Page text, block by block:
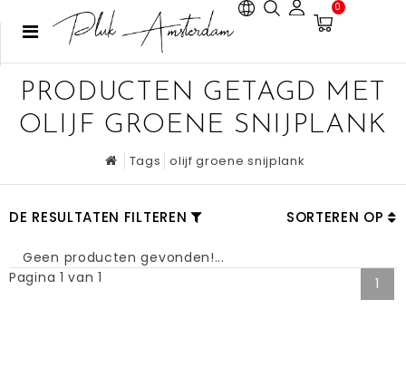
0
PRODUCTEN GETAGD MET
OLIJF GROENE SNIJPLANK
Tags olijf groene snijplank
DE RESULTATEN FILTEREN SORTEREN OP
Geen producten gevonden!...
Pagina 1 van 1
1